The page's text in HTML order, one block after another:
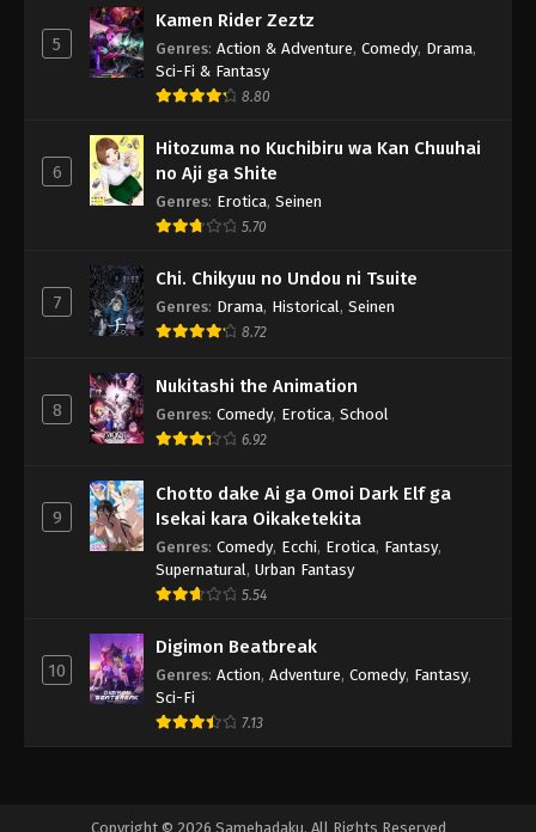
5
Kamen Rider Zeztz
Genres: Action & Adventure, Comedy, Drama,
Sci-Fi & Fantasy
8.80
6
Hitozuma no Kuchibiru wa Kan Chuuhai
no Aji ga Shite
Genres: Erotica, Seinen
5.70
7
Chi. Chikyuu no Undou ni Tsuite
Genres: Drama, Historical, Seinen
8.72
8
Nukitashi the Animation
Genres: Comedy, Erotica, School
6.92
9
Chotto dake Ai ga Omoi Dark Elf ga
Isekai kara Oikaketekita
Genres: Comedy, Ecchi, Erotica, Fantasy,
Supernatural, Urban Fantasy
5.54
10
Digimon Beatbreak
Genres: Action, Adventure, Comedy, Fantasy,
Sci-Fi
7.13
Copyright © 2026 Samehadaku. All Rights Reserved